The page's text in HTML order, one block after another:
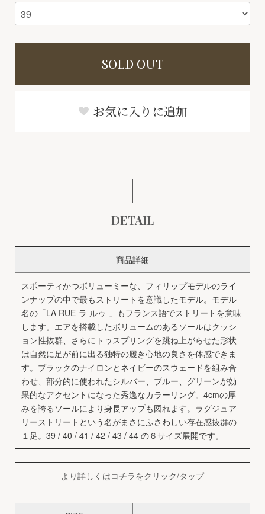
SOLD OUT
お気に入りに追加
DETAIL
商品詳細
スポーティかつボリューミーな、フィリップモデルのライ
ンナップの中で最もストリートを意識したモデル。モデル
名の「LA RUE-ラ ルゥ-」もフランス語でストリートを意味
します。エアを搭載したボリュームのあるソールはクッシ
ョン性抜群、さらにトゥスプリングを跳ね上がらせた形状
は自然に足が前に出る独特の履き心地の良さを体感できま
す。ブラックのナイロンとネイビーのスウェードを組み合
わせ、部分的に使われたシルバー、ブルー、グリーンが効
果的なアクセントになった秀逸なカラーリング。4cmの厚
みを誇るソールにより身長アップも図れます。ラグジュア
リーストリートという名がまさにふさわしい存在感抜群の
１足。39 / 40 / 41 / 42 / 43 / 44 の６サイズ展開です。
より詳しくはコチラをクリック/タップ